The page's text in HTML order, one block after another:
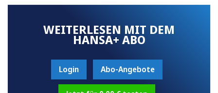
WEITERLESEN MIT DEM
HANSA+ ABO
Login Abo-Angebote